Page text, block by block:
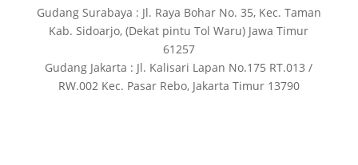
Gudang Surabaya : Jl. Raya Bohar No. 35, Kec. Taman
Kab. Sidoarjo, (Dekat pintu Tol Waru) Jawa Timur
61257
Gudang Jakarta : Jl. Kalisari Lapan No.175 RT.013 /
RW.002 Kec. Pasar Rebo, Jakarta Timur 13790